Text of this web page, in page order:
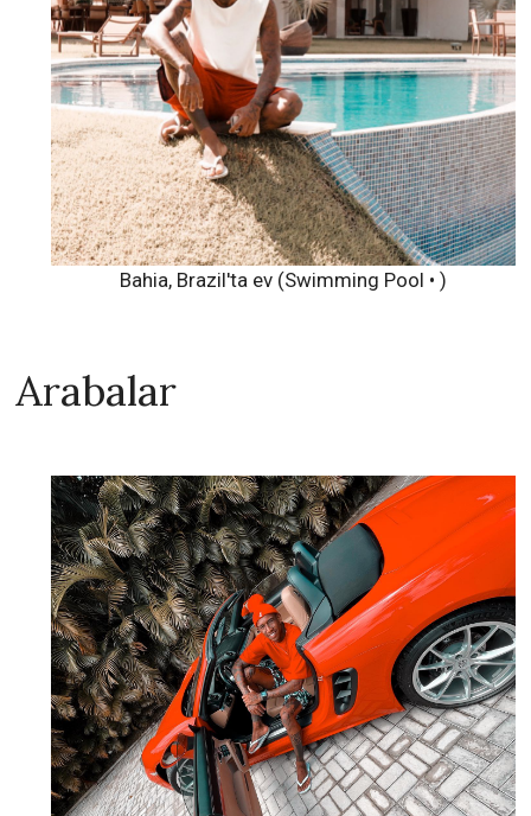
Bahia, Brazil'ta ev (Swimming Pool • )
Arabalar